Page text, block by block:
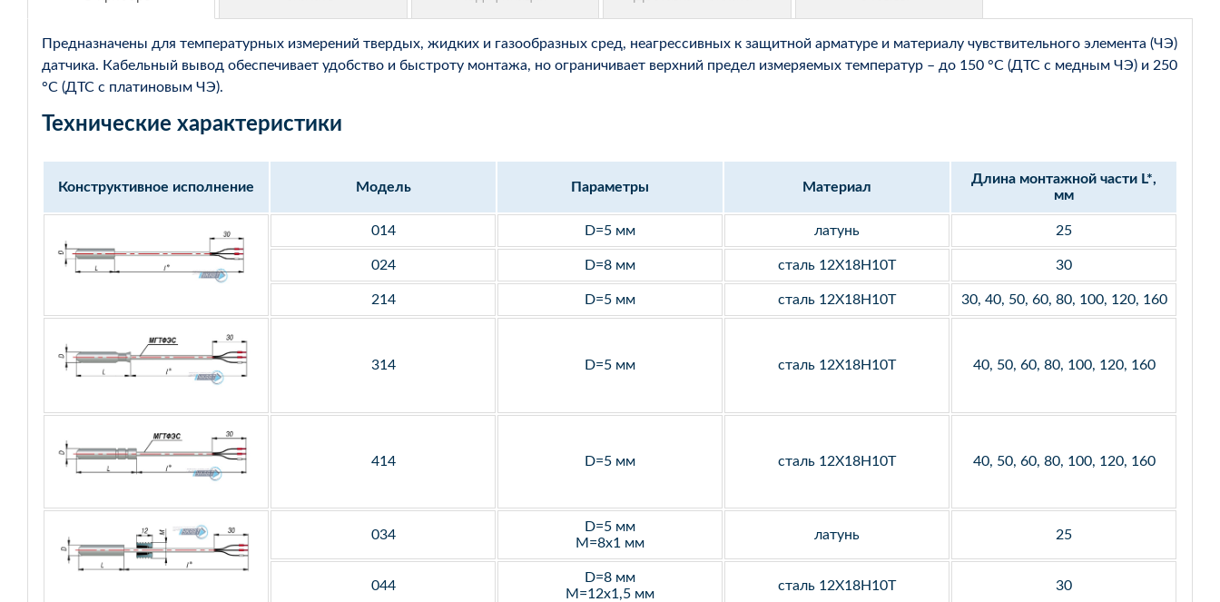
Предназначены для температурных измерений твердых, жидких и газообразных сред, неагрессивных к защитной арматуре и материалу чувствительного элемента (ЧЭ)
датчика. Кабельный вывод обеспечивает удобство и быстроту монтажа, но ограничивает верхний предел измеряемых температур – до 150 °С (ДТС с медным ЧЭ) и 250
°С (ДТС с платиновым ЧЭ).
Технические характеристики
Конструктивное исполнение Модель Параметры Материал
Длина монтажной части L*,
мм
014 D=5 мм латунь 25
024 D=8 мм сталь 12Х18Н10Т 30
214 D=5 мм сталь 12Х18Н10Т 30, 40, 50, 60, 80, 100, 120, 160
314 D=5 мм сталь 12Х18Н10Т 40, 50, 60, 80, 100, 120, 160
414 D=5 мм сталь 12Х18Н10Т 40, 50, 60, 80, 100, 120, 160
034
D=5 мм
M=8х1 мм
латунь 25
044
D=8 мм
M=12х1,5 мм
сталь 12Х18Н10Т 30